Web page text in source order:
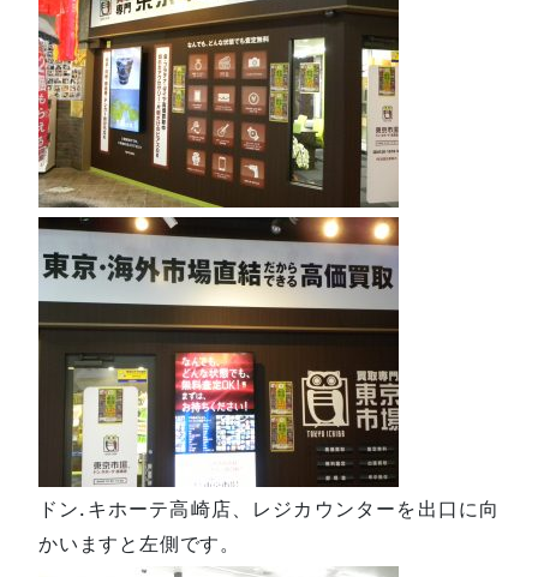
ドン.キホーテ高崎店、レジカウンターを出口に向
かいますと左側です。